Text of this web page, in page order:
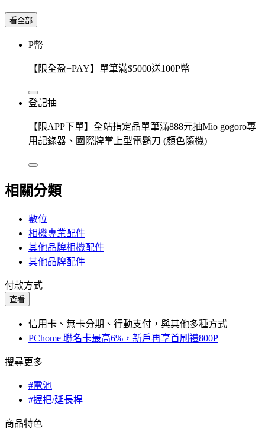
看全部
P幣
【限全盈+PAY】單筆滿$5000送100P幣
登記抽
【限APP下單】全站指定品單筆滿888元抽Mio gogoro專
用記錄器、國際牌掌上型電鬍刀 (顏色隨機)
相關分類
數位
相機專業配件
其他品牌相機配件
其他品牌配件
付款方式
查看
信用卡、無卡分期、行動支付，與其他多種方式
PChome 聯名卡最高6%，新戶再享首刷禮800P
搜尋更多
#電池
#握把/延長桿
商品特色